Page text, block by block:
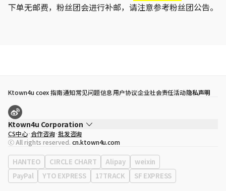
下单无邮费，粉丝团会进行补邮，请注意参考粉丝团公告。
Ktown4u coex 指南通知常见问题信息用户协议企业社会责任活动隐私声明
Ktown4u Corporation
代表
宋効珉
营业执照 120-87-71116
公司地址 首尔特别市 江南区 岭东大路 513号 3楼 （三成洞， coex)
CS中心 合作咨询 批发咨询
ⓒ All rights reserved. cn.ktown4u.com
HANTEO CIRCLE CHART Alipay
weixin
PayPal
YTO EXPRESS 17TRACK SF EXPRESS